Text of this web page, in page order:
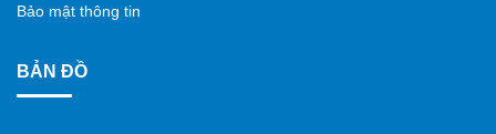
Bảo mật thông tin
BẢN ĐỒ